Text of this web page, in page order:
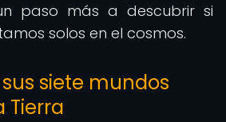
paso más a descubrir si
solos en el cosmos.
sus siete mundos
Tierra